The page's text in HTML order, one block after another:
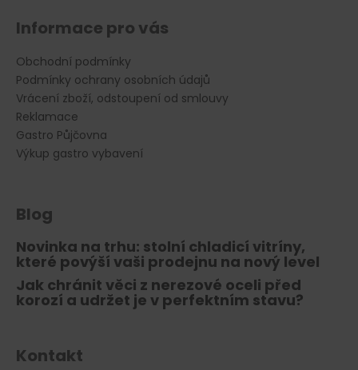
Informace pro vás
Obchodní podmínky
Podmínky ochrany osobních údajů
Vrácení zboží, odstoupení od smlouvy
Reklamace
Gastro Půjčovna
Výkup gastro vybavení
Blog
Novinka na trhu: stolní chladicí vitríny,
které povýší vaši prodejnu na nový level
Jak chránit věci z nerezové oceli před
korozí a udržet je v perfektním stavu?
Kontakt